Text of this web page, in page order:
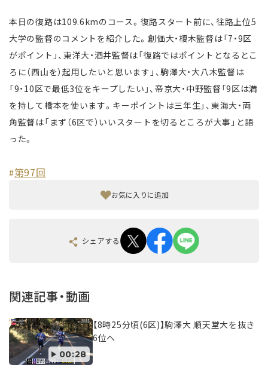
本日の復路は109.6kmのコース。復路スタート前に、往路上位5
大学の監督のコメントを紹介した。創価大・榎木監督は「7・9区
がポイント」、東洋大・酒井監督は「復路ではポイントとなるとこ
ろに（西山を）起用したいと思います」、駒澤大・大八木監督は
「9・10区で最低3位をキープしたい」、帝京大・中野監督「9区は満
を持して橋本を使います。キーポイントは三年生」、東海大・両
角監督は「まず（6区で）いいスタートを切るところが大事」と語
った。
#第97回
お気に入りに追加
シェアする
関連記事・動画
00:28
【8時25分頃(6区)】駒澤大 順天堂大を抜き
6位へ